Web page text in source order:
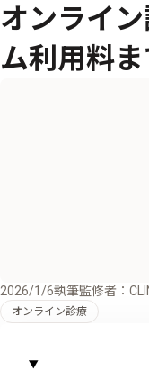
オンライ
ム利用料ま
2026/1/6執筆監修者：
オンライン診療